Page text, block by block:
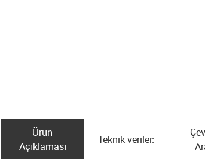
Ürün
Açıklaması
Teknik veriler: